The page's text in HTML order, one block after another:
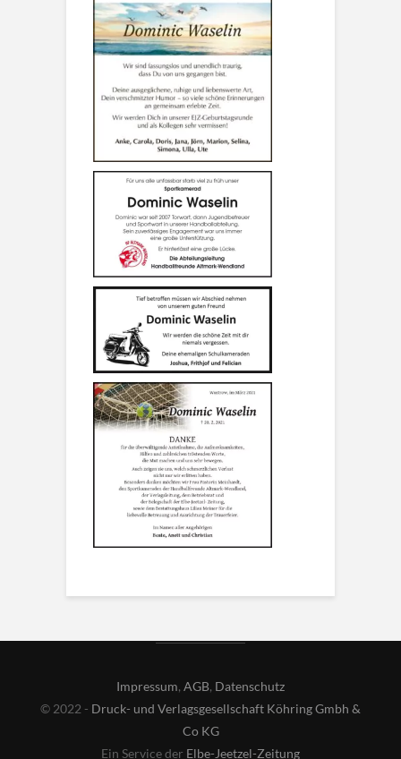
Impressum, AGB, Datenschutz
© 2022 - Druck- und Verlagsgesellschaft Köhring Gmbh &
Co KG
Ein Service der Elbe-Jeetzel-Zeitung